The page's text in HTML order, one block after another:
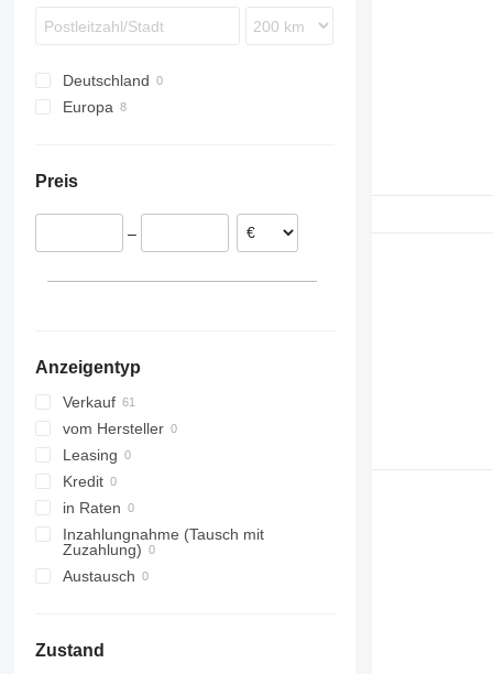
Megane
Trafic
Twingo
Transporter
Deutschland
Europa
Niederlande
Spanien
Preis
–
Anzeigentyp
Verkauf
vom Hersteller
Leasing
Kredit
in Raten
Inzahlungnahme (Tausch mit
Zuzahlung)
Austausch
Zustand